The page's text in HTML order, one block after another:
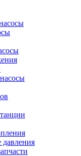
давления